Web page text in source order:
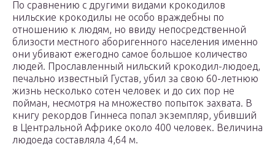
По сравнению с другими видами крокодилов
нильские крокодилы не особо враждебны по
отношению к людям, но ввиду непосредственной
близости местного аборигенного населения именно
они убивают ежегодно самое большое количество
людей. Прославленный нильский крокодил-людоед,
печально известный Густав, убил за свою 60-летнюю
жизнь несколько сотен человек и до сих пор не
пойман, несмотря на множество попыток захвата. В
книгу рекордов Гиннеса попал экземпляр, убивший
в Центральной Африке около 400 человек. Величина
людоеда составляла 4,64 м.